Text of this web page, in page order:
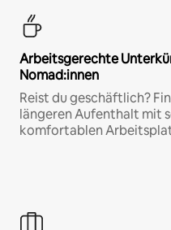
Arbeitsgerechte
Nomad:innen
Reist du geschäftlich?
längeren Aufenthalt mit
komfortablen